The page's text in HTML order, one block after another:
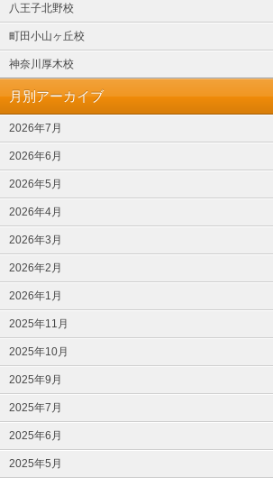
八王子北野校
町田小山ヶ丘校
神奈川厚木校
月別アーカイブ
2026年7月
2026年6月
2026年5月
2026年4月
2026年3月
2026年2月
2026年1月
2025年11月
2025年10月
2025年9月
2025年7月
2025年6月
2025年5月